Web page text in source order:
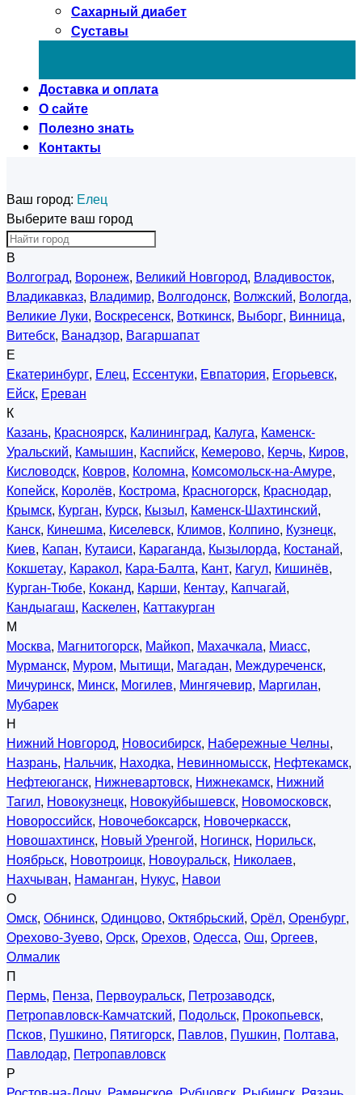
Сахарный диабет
Суставы
Доставка и оплата
О сайте
Полезно знать
Контакты
Ваш город: Елец
Выберите ваш город
В
Волгоград, Воронеж, Великий Новгород, Владивосток,
Владикавказ, Владимир, Волгодонск, Волжский, Вологда,
Великие Луки, Воскресенск, Воткинск, Выборг, Винница,
Витебск, Ванадзор, Вагаршапат
Е
Екатеринбург, Елец, Ессентуки, Евпатория, Егорьевск,
Ейск, Ереван
К
Казань, Красноярск, Калининград, Калуга, Каменск-
Уральский, Камышин, Каспийск, Кемерово, Керчь, Киров,
Кисловодск, Ковров, Коломна, Комсомольск-на-Амуре,
Копейск, Королёв, Кострома, Красногорск, Краснодар,
Крымск, Курган, Курск, Кызыл, Каменск-Шахтинский,
Канск, Кинешма, Киселевск, Климов, Колпино, Кузнецк,
Киев, Капан, Кутаиси, Караганда, Кызылорда, Костанай,
Кокшетау, Каракол, Кара-Балта, Кант, Кагул, Кишинёв,
Курган-Тюбе, Коканд, Карши, Кентау, Капчагай,
Кандыагаш, Каскелен, Каттакурган
М
Москва, Магнитогорск, Майкоп, Махачкала, Миасс,
Мурманск, Муром, Мытищи, Магадан, Междуреченск,
Мичуринск, Минск, Могилев, Мингячевир, Маргилан,
Мубарек
Н
Нижний Новгород, Новосибирск, Набережные Челны,
Назрань, Нальчик, Находка, Невинномысск, Нефтекамск,
Нефтеюганск, Нижневартовск, Нижнекамск, Нижний
Тагил, Новокузнецк, Новокуйбышевск, Новомосковск,
Новороссийск, Новочебоксарск, Новочеркасск,
Новошахтинск, Новый Уренгой, Ногинск, Норильск,
Ноябрьск, Новотроицк, Новоуральск, Николаев,
Нахчыван, Наманган, Нукус, Навои
О
Омск, Обнинск, Одинцово, Октябрьский, Орёл, Оренбург,
Орехово-Зуево, Орск, Орехов, Одесса, Ош, Оргеев,
Олмалик
П
Пермь, Пенза, Первоуральск, Петрозаводск,
Петропавловск-Камчатский, Подольск, Прокопьевск,
Псков, Пушкино, Пятигорск, Павлов, Пушкин, Полтава,
Павлодар, Петропавловск
Р